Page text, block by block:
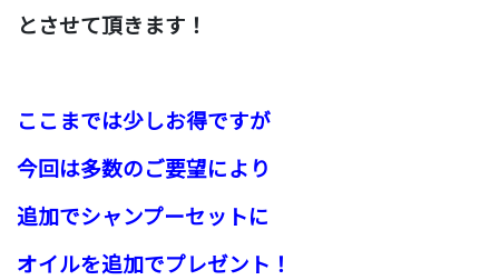
とさせて頂きます！
ここまでは少しお得ですが
今回は多数のご要望により
追加でシャンプーセットに
オイルを追加でプレゼント！